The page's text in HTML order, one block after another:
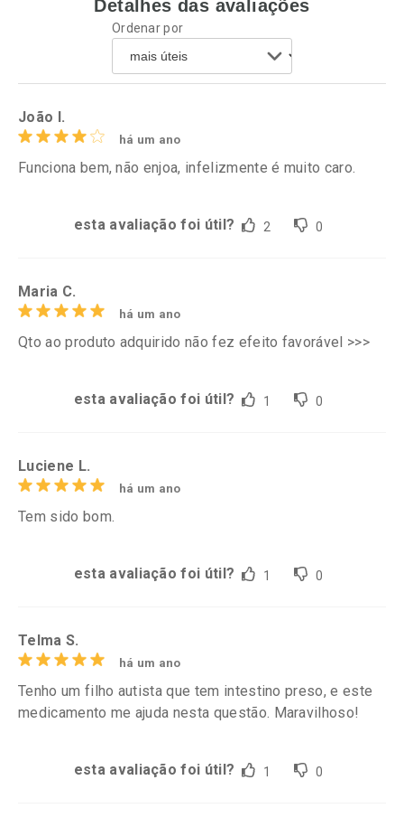
Detalhes das avaliações
Ordenar por
João l.
há um ano
Funciona bem, não enjoa, infelizmente é muito caro.
esta avaliação foi útil? 2 0
Maria C.
há um ano
Qto ao produto adquirido não fez efeito favorável >>>
esta avaliação foi útil? 1 0
Luciene L.
há um ano
Tem sido bom.
esta avaliação foi útil? 1 0
Telma S.
há um ano
Tenho um filho autista que tem intestino preso, e este
medicamento me ajuda nesta questão. Maravilhoso!
esta avaliação foi útil? 1 0